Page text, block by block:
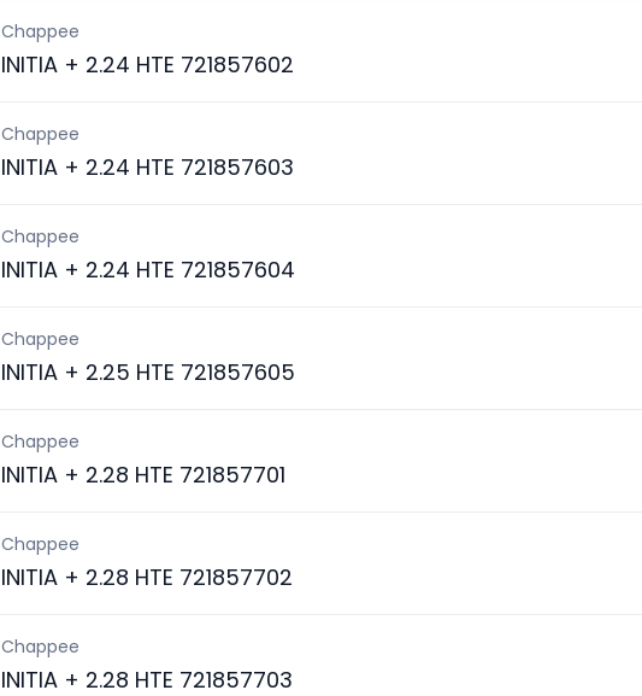
Chappee
INITIA + 2.24 HTE 721857602
Chappee
INITIA + 2.24 HTE 721857603
Chappee
INITIA + 2.24 HTE 721857604
Chappee
INITIA + 2.25 HTE 721857605
Chappee
INITIA + 2.28 HTE 721857701
Chappee
INITIA + 2.28 HTE 721857702
Chappee
INITIA + 2.28 HTE 721857703